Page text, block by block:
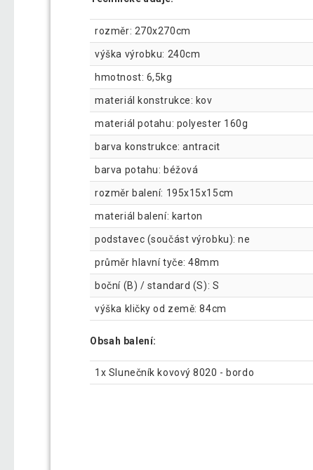
rozměr: 270x270cm
výška výrobku: 240cm
hmotnost: 6,5kg
materiál konstrukce: kov
materiál potahu: polyester 160g
barva konstrukce: antracit
barva potahu: béžová
rozměr balení: 195x15x15cm
materiál balení: karton
podstavec (součást výrobku): ne
průměr hlavní tyče: 48mm
boční (B) / standard (S): S
výška kličky od země: 84cm
Obsah balení:
1x Slunečník kovový 8020 - bordo